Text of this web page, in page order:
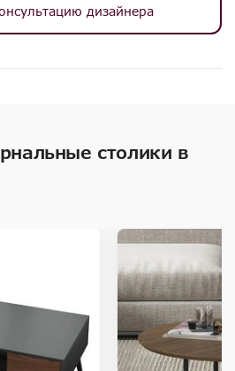
дизайнера
столики в